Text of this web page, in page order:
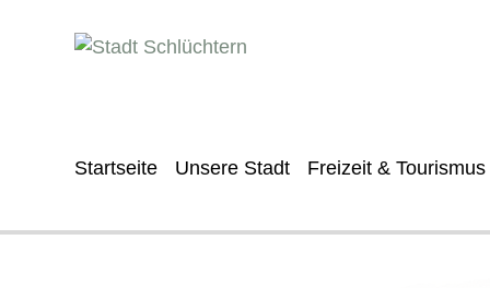
Startseite Unsere Stadt Freizeit & Tourismus